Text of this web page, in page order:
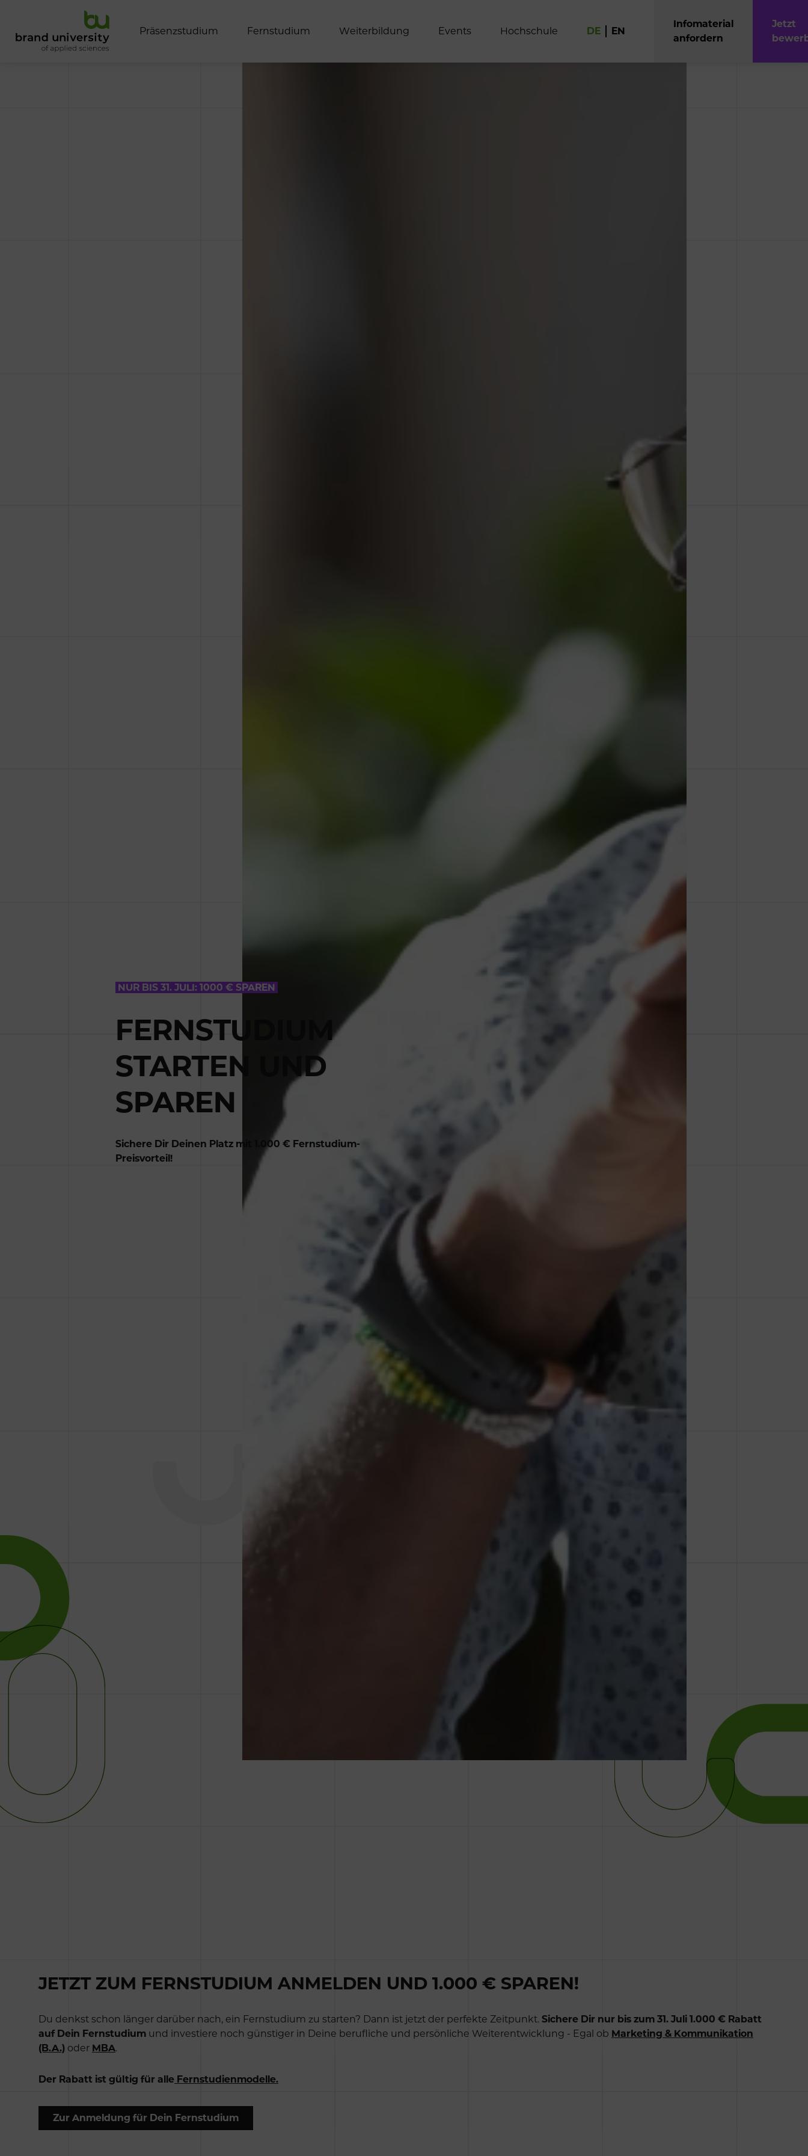
Präsenzstudium Fernstudium Weiterbildung Events Hochschule DE EN
Infomaterial
anfordern
Jetzt
NUR BIS 31. JULI: 1000 € SPAREN
FERNSTUDIUM
STARTEN UND
SPAREN
Sichere Dir Deinen Platz mit 1.000 € Fernstudium-
Preisvorteil!
JETZT ZUM FERNSTUDIUM ANMELDEN UND 1.000 € SPAREN!
Du denkst schon länger darüber nach, ein Fernstudium zu starten? Dann ist jetzt der perfekte Zeitpunkt. Sichere Dir nur bis zum 31. Juli 1.000 € Rabatt
auf Dein Fernstudium und investiere noch günstiger in Deine berufliche und persönliche Weiterentwicklung - Egal ob Marketing & Kommunikation
(B.A.) oder MBA.
Der Rabatt ist gültig für alle Fernstudienmodelle.
Zur Anmeldung für Dein Fernstudium